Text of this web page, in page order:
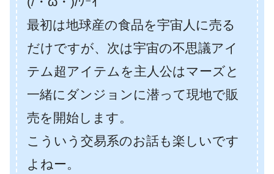
最初は地球産の食品を宇宙人に売る
だけですが、次は宇宙の不思議アイ
テム超アイテムを主人公はマーズと
一緒にダンジョンに潜って現地で販
売を開始します。
こういう交易系のお話も楽しいです
よねー。